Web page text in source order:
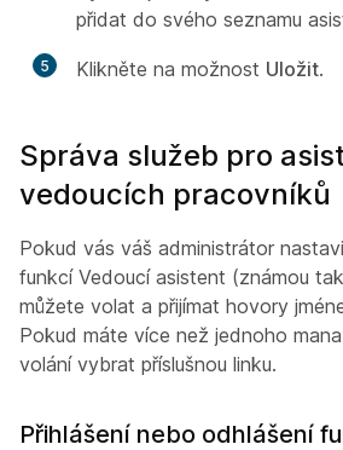
přidat do svého seznamu
5 Klikněte na možnost Uložit.
Správa služeb pro
vedoucích pracovníků
Pokud vás váš administrátor
funkcí Vedoucí asistent (známou
můžete volat a přijímat hovory
Pokud máte více než jednoho
volání vybrat příslušnou linku.
Přihlášení nebo odhlášení